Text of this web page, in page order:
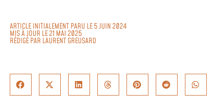
ARTICLE INITIALEMENT PARU LE 5 JUIN 2024
MIS À JOUR LE 21 MAI 2025
RÉDIGÉ PAR LAURENT GREUSARD